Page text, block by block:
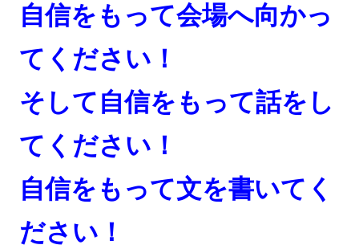
自信をもって会場へ向かっ
てください！
そして自信をもって話をし
てください！
自信をもって文を書いてく
ださい！